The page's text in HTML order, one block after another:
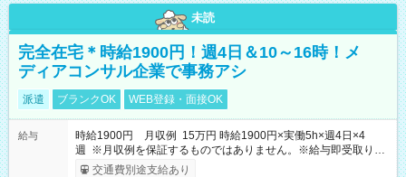
未読
完全在宅＊時給1900円！週4日＆10～16時！メ
ディアコンサル企業で事務アシ
派遣 ブランクOK WEB登録・面接OK
給与
時給1900円 月収例 15万円 時給1900円×実働5h×週4日×4
週 ※月収例を保証するものではありません。※給与即受取りサ
ービス利用可（利用条件有）
交通費別途支給あり